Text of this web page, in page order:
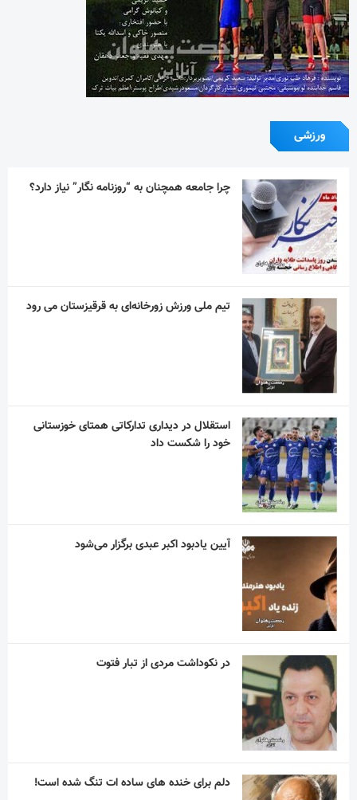
ورزشی
چرا جامعه همچنان به “روزنامه نگار” نیاز دارد؟
تیم ملی ورزش زورخانه‌ای به قرقیزستان می رود
استقلال در دیداری تدارکاتی همتای خوزستانی
خود را شکست داد
آیین یادبود اکبر عبدی برگزار می‌شود
در نکوداشت مردی از تبار فتوت
دلم برای خنده های ساده ات تنگ شده است!